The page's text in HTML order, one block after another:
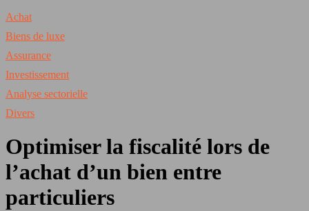
Achat
Biens de luxe
Assurance
Investissement
Analyse sectorielle
Divers
Optimiser la fiscalité lors de
l’achat d’un bien entre
particuliers